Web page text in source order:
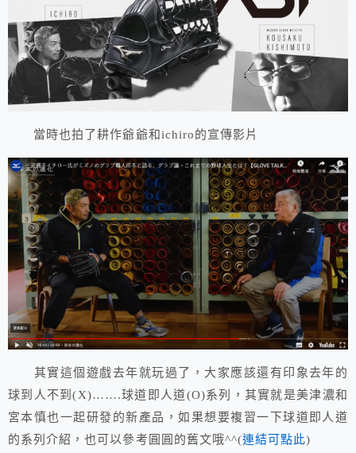
當時也拍了耕作爺爺和ichiro的宣傳影片
其實這個遊戲去年就玩過了，大家應該還有印象去年的
球到人不到(X)…….球道即人道(O)系列，其實就是美津濃和
宮本慎也一起研發的新產品，如果想要複習一下球道即人道
的系列介紹，也可以參考圓圓的舊文哦^^(連結可點此)